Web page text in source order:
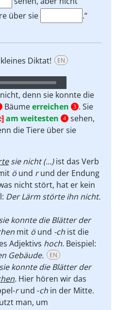
über sie
.“
Diktat! EN
denn sie konnte die
Bäumeerreichen 3 . Sie
am weitesten 4 sehen,
die Tiere über sie
sie nicht (…)ist das Verb
ö und rund der Endung
nicht stört, hat er kein
Der Lärm störte ihn nicht.
konnte die Blätter der
mit ö und -ch ist die
Adjektivs hoch. Beispiel:
Gebäude.
EN
konnte die Blätter der
. Hier hören wir das
rund -ch in der Mitte.
man, um